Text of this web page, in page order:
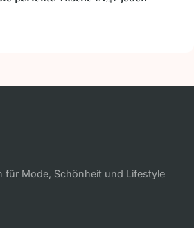
für Mode, Schönheit und Lifestyle